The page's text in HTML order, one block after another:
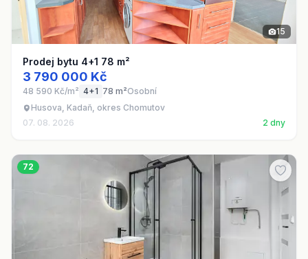
15
Prodej bytu 4+1 78 m²
3 790 000 Kč
48 590 Kč/m² 4+1 78 m²Osobní
Husova, Kadaň, okres Chomutov
07. 08. 2026
2 dny
72